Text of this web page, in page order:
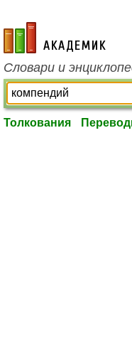
academic.ru
Словари и
Толкования